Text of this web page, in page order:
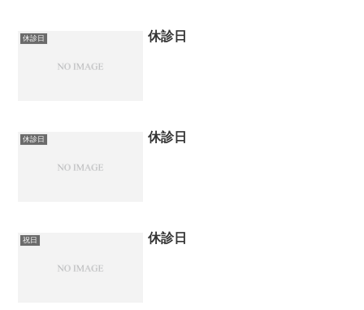
休診日 休診日
休診日 休診日
祝日 休診日